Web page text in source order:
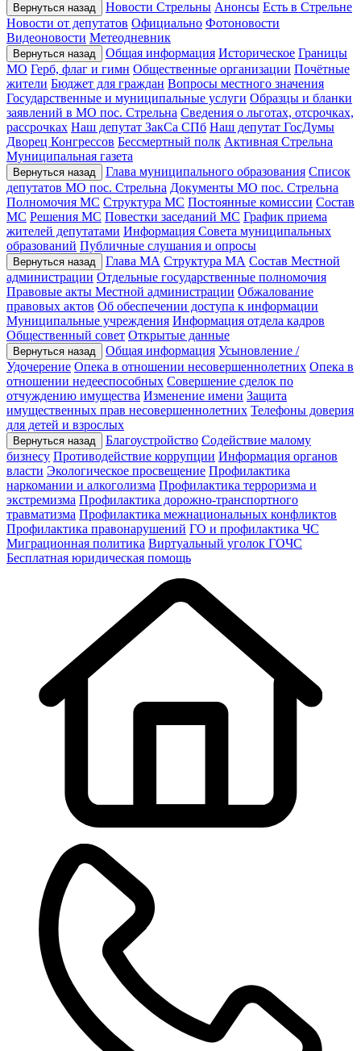
Вернуться назад Новости Стрельны Анонсы Есть в Стрельне
Новости от депутатов Официально Фотоновости
Видеоновости Метеодневник
Вернуться назад Общая информация Историческое Границы
МО Герб, флаг и гимн Общественные организации Почётные
жители Бюджет для граждан Вопросы местного значения
Государственные и муниципальные услуги Образцы и бланки
заявлений в МО пос. Стрельна Сведения о льготах, отсрочках,
рассрочках Наш депутат ЗакСа СПб Наш депутат ГосДумы
Дворец Конгрессов Бессмертный полк Активная Стрельна
Муниципальная газета
Вернуться назад Глава муниципального образования Список
депутатов МО пос. Стрельна Документы МО пос. Стрельна
Полномочия МС Структура МС Постоянные комиссии Состав
МС Решения МС Повестки заседаний МС График приема
жителей депутатами Информация Совета муниципальных
образований Публичные слушания и опросы
Вернуться назад Глава МА Структура МА Состав Местной
администрации Отдельные государственные полномочия
Правовые акты Местной администрации Обжалование
правовых актов Об обеспечении доступа к информации
Муниципальные учреждения Информация отдела кадров
Общественный совет Открытые данные
Вернуться назад Общая информация Усыновление /
Удочерение Опека в отношении несовершеннолетних Опека в
отношении недееспособных Совершение сделок по
отчуждению имущества Изменение имени Защита
имущественных прав несовершеннолетних Телефоны доверия
для детей и взрослых
Вернуться назад Благоустройство Содействие малому
бизнесу Противодействие коррупции Информация органов
власти Экологическое просвещение Профилактика
наркомании и алкоголизма Профилактика терроризма и
экстремизма Профилактика дорожно-транспортного
травматизма Профилактика межнациональных конфликтов
Профилактика правонарушений ГО и профилактика ЧС
Миграционная политика Виртуальный уголок ГОЧС
Бесплатная юридическая помощь